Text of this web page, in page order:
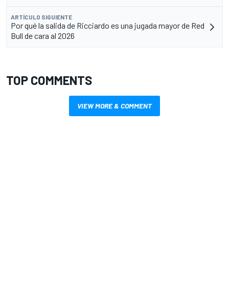
ARTÍCULO SIGUIENTE
Por qué la salida de Ricciardo es una jugada mayor de Red
Bull de cara al 2026
TOP COMMENTS
VIEW MORE & COMMENT